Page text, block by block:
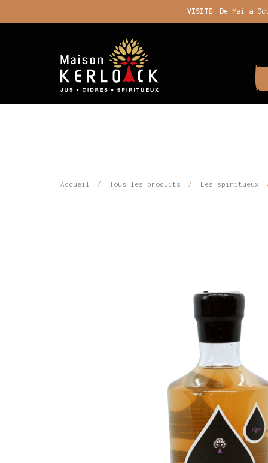
VISITE De Mai à
Accueil Tous les produits Les spiritueux